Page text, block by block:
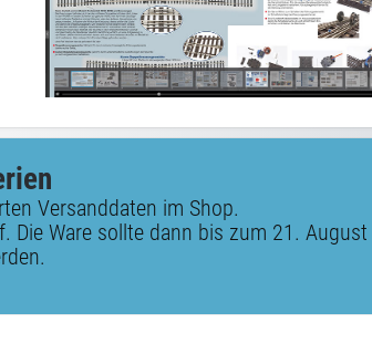
Versanddaten im Shop.
Die Ware sollte dann bis zum 21. August